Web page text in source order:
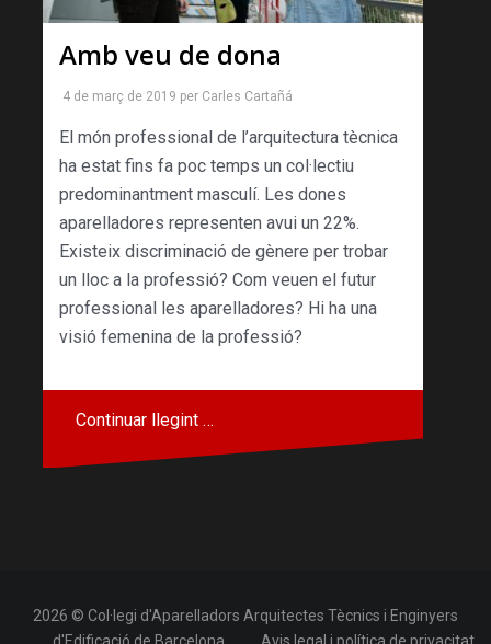
Amb veu de dona
4 de març de 2019 per Carles Cartañá
El món professional de l’arquitectura tècnica
ha estat fins fa poc temps un col·lectiu
predominantment masculí. Les dones
aparelladores representen avui un 22%.
Existeix discriminació de gènere per trobar
un lloc a la professió? Com veuen el futur
professional les aparelladores? Hi ha una
visió femenina de la professió?
Continuar llegint …
2026 © Col·legi d'Aparelladors Arquitectes Tècnics i Enginyers